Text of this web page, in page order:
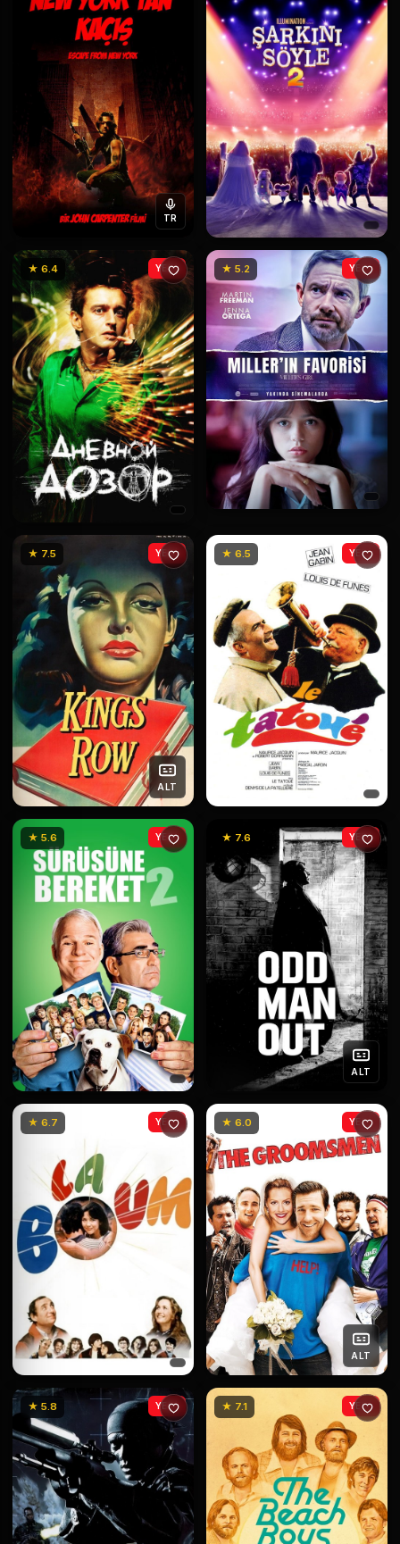
TR
★ 6.4 YENİ ★ 5.2 YENİ
★ 7.5
ALT
YENİ ★ 6.5 YENİ
★ 5.6 YENİ ★ 7.6
ALT
YENİ
★ 6.7 YENİ ★ 6.0
ALT
YENİ
★ 5.8 YENİ ★ 7.1 YENİ